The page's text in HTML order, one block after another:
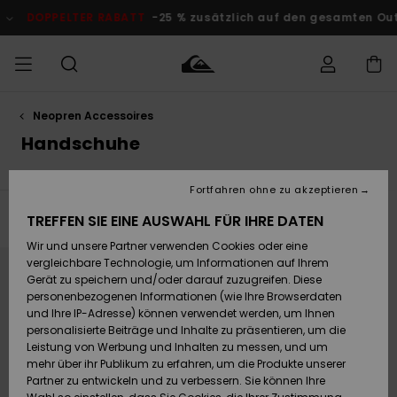
Produkt
springen
DOPPELTER RABATT -25 % zusätzlich auf den gesamten
MÄNNER
Accessoires
Schuhe&
Flip-Flops
Surf
Snow
JUNGEN
Accessoires
Schuhe&
Flip-Flops
Surf
Snow
FRAUEN
Brandneu
Highlights
Snow
SURF
Kinder
Highlights
Community
SNOW
Kinder
Snow Shop
Damen
Highlights
DOPPELTER
RABATT
KINDER
Outlet
Frauen
Versand
Retouren
Bezahlung
Geschenkkarte
Quiksilver
Neopren Accessoires
Handschuhe
Filtern & Sortieren 1
Filterkriterien
springen
Überspringen
TREFFEN SIE EINE AUSWAHL FÜR IHRE DATEN
Wir und unsere Partner verwenden Cookies oder eine
vergleichbare Technologie, um Informationen auf Ihrem
Gerät zu speichern und/oder darauf zuzugreifen. Diese
personenbezogenen Informationen (wie Ihre Browserdaten
und Ihre IP-Adresse) können verwendet werden, um Ihnen
personalisierte Beiträge und Inhalte zu präsentieren, um die
Leistung von Werbung und Inhalten zu messen, und um
mehr über ihr Publikum zu erfahren, um die Produkte unserer
Partner zu entwickeln und zu verbessern. Sie können Ihre
Fortfahren ohne zu akzeptieren